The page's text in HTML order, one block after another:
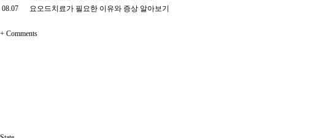
08.07
요오드치료가 필요한 이유와 증상 알아보기
+ Comments